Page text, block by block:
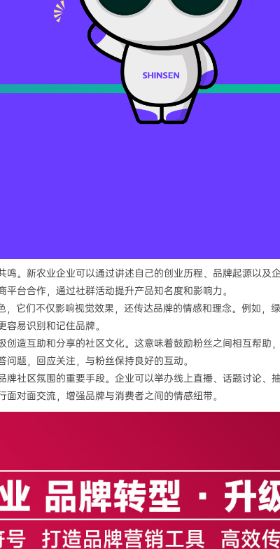
鸣。新农业企业可以通过讲述自己的创业历程、品牌起源以
台合作，通过社群活动提升产品知名度和影响力。
，它们不仅影响视觉效果，还传达品牌的情感和理念。例如
易识别和记住品牌。
创造互助和分享的社区文化。这意味着鼓励粉丝之间相互帮
题，回应关注，与粉丝保持良好的互动。
牌社区氛围的重要手段。企业可以举办线上直播、话题讨论
对面交流，增强品牌与消费者之间的情感纽带。